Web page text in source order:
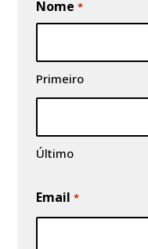
Nome *
Primeiro
Último
Email *